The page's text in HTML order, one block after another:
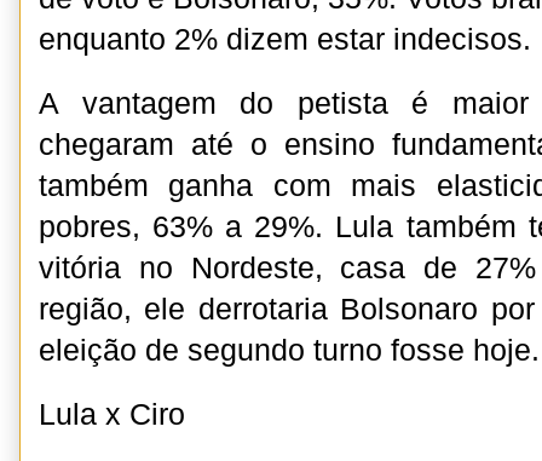
enquanto 2% dizem estar indecisos.
A vantagem do petista é maior
chegaram até o ensino
também ganha com mais
pobres, 63% a 29%. Lula também
vitória no Nordeste, casa de
região, ele derrotaria Bolsonaro
eleição de segundo turno fosse hoje.
Lula x Ciro